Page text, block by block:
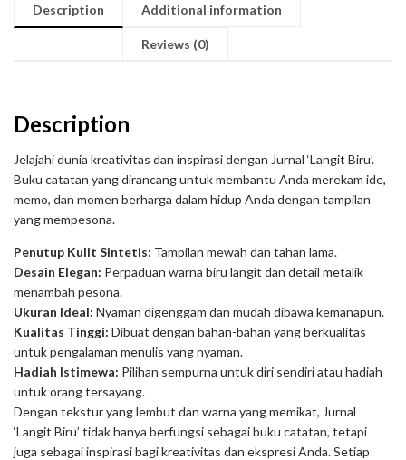
Description Additional information
Reviews (0)
Description
Jelajahi dunia kreativitas dan inspirasi dengan Jurnal ‘Langit Biru’.
Buku catatan yang dirancang untuk membantu Anda merekam ide,
memo, dan momen berharga dalam hidup Anda dengan tampilan
yang mempesona.
Penutup Kulit Sintetis: Tampilan mewah dan tahan lama.
Desain Elegan: Perpaduan warna biru langit dan detail metalik
menambah pesona.
Ukuran Ideal: Nyaman digenggam dan mudah dibawa kemanapun.
Kualitas Tinggi: Dibuat dengan bahan-bahan yang berkualitas
untuk pengalaman menulis yang nyaman.
Hadiah Istimewa: Pilihan sempurna untuk diri sendiri atau hadiah
untuk orang tersayang.
Dengan tekstur yang lembut dan warna yang memikat, Jurnal
‘Langit Biru’ tidak hanya berfungsi sebagai buku catatan, tetapi
juga sebagai inspirasi bagi kreativitas dan ekspresi Anda. Setiap